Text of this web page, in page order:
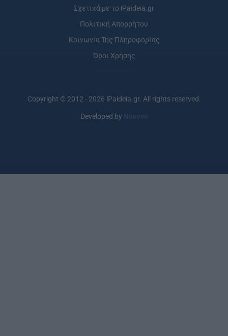
Σχετικά με το iPaideia.gr
Πολιτική Απορρήτου
Κοινωνία Της Πληροφορίας
Όροι Χρήσης
Copyright © 2012 - 2026 iPaideia.gr. All rights reserved.
Developed by